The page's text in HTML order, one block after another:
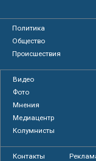
Политика
Общество
Происшествия
Видео
Фото
Мнения
Медиацентр
Колумнисты
Контакты